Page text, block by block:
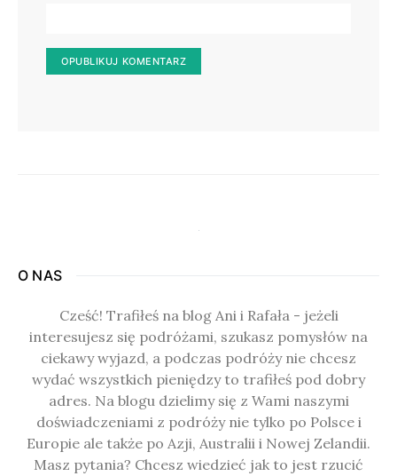
O NAS
Cześć! Trafiłeś na blog Ani i Rafała - jeżeli
interesujesz się podróżami, szukasz pomysłów na
ciekawy wyjazd, a podczas podróży nie chcesz
wydać wszystkich pieniędzy to trafiłeś pod dobry
adres. Na blogu dzielimy się z Wami naszymi
doświadczeniami z podróży nie tylko po Polsce i
Europie ale także po Azji, Australii i Nowej Zelandii.
Masz pytania? Chcesz wiedzieć jak to jest rzucić